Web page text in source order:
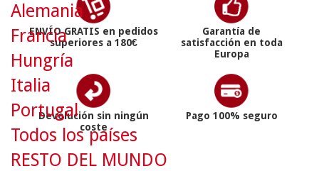
ENVÍO GRATIS en pedidos
superiores a 180€
Garantía de
satisfacción en toda
Europa
Devolución sin ningún
coste
Pago 100% seguro
Alemania
Francia
Hungría
Italia
Portugal
Todos los países
RESTO DEL MUNDO